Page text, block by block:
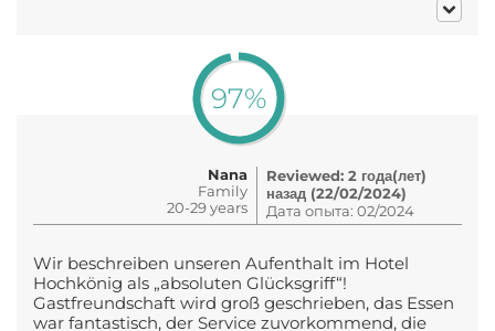
97%
Nana
Family
20-29 years
Reviewed: 2 года(лет)
назад (22/02/2024)
Дата опыта: 02/2024
Wir beschreiben unseren Aufenthalt im Hotel
Hochkönig als „absoluten Glücksgriff“!
Gastfreundschaft wird groß geschrieben, das Essen
war fantastisch, der Service zuvorkommend, die